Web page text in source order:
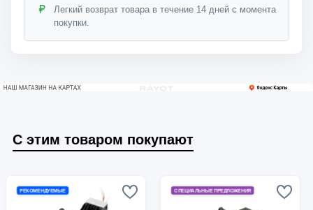
Легкий возврат товара в течение 14 дней с момента
покупки.
С этим товаром покупают
РЕКОМЕНДУЕМЫЕ СПЕЦИАЛЬНЫЕ ПРЕДЛОЖЕНИЯ